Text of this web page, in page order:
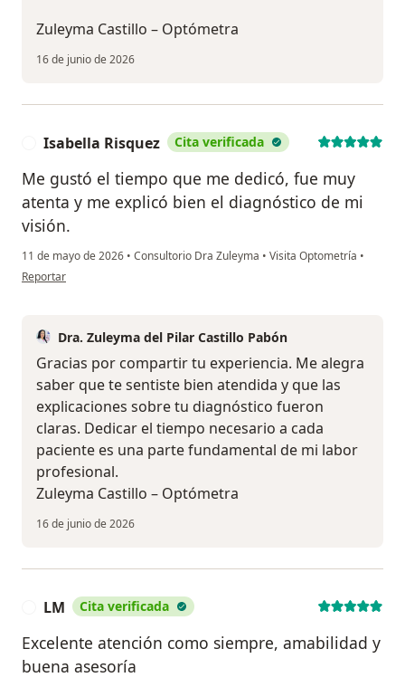
Zuleyma Castillo – Optómetra
16 de junio de 2026
Isabella Risquez Cita verificada
Me gustó el tiempo que me dedicó, fue muy
atenta y me explicó bien el diagnóstico de mi
visión.
11 de mayo de 2026 • Consultorio Dra Zuleyma • Visita Optometría •
en opinión del usuario Isabella Risquez
Reportar
Dra. Zuleyma del Pilar Castillo Pabón
Gracias por compartir tu experiencia. Me alegra
saber que te sentiste bien atendida y que las
explicaciones sobre tu diagnóstico fueron
claras. Dedicar el tiempo necesario a cada
paciente es una parte fundamental de mi labor
profesional.
Zuleyma Castillo – Optómetra
16 de junio de 2026
LM Cita verificada
Excelente atención como siempre, amabilidad y
buena asesoría